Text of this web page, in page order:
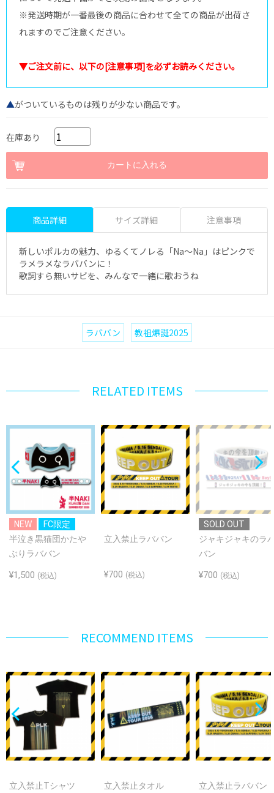
※発送時期が一番最後の商品に合わせて全ての商品が出荷さ
れますのでご注意ください。
▼ご注文前に、以下の[注意事項]を必ずお読みください。
▲がついているものは残りが少ない商品です。
在庫あり
商品詳細 サイズ詳細 注意事項
新しいポルカの魅力、ゆるくてノレる「Na〜Na」はピンクで
ラメラメなラババンに！
歌詞すら無いサビを、みんなで一緒に歌おうね
ラババン 教祖爆誕2025
RELATED ITEMS
NEW
FC限定
半泣き黒猫団かたや
ぶりラババン
¥1,500 (税込)
立入禁止ラババン
¥700 (税込)
SOLD OUT
ジャキジャキのラ
バン
¥700 (税込)
RECOMMEND ITEMS
立入禁止Tシャツ 立入禁止タオル 立入禁止ラババン